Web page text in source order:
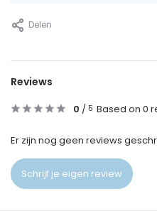
Delen
Reviews
0 / 5 Based on 0
Er zijn nog geen reviews
Schrijf je eigen review